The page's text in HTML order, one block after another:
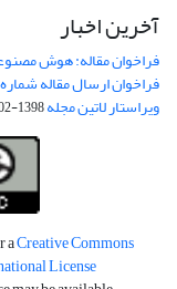
آخرین اخبار
فراخوان مقاله: هوش
فراخوان ارسال مقاله شماره
ویراستار لاتین مجله1398-02-30
aCreative Commons
License